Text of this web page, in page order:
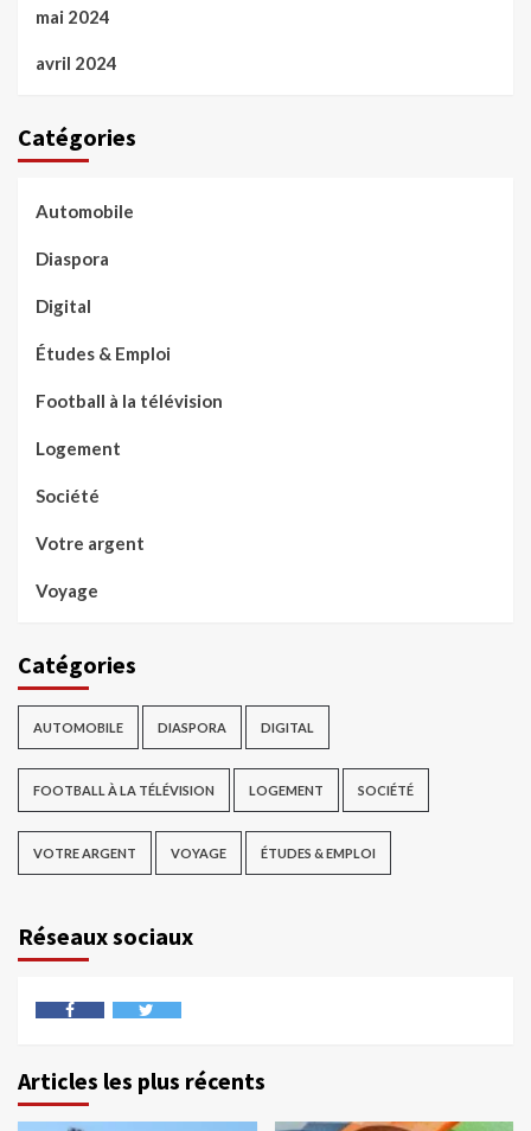
mai 2024
avril 2024
Catégories
Automobile
Diaspora
Digital
Études & Emploi
Football à la télévision
Logement
Société
Votre argent
Voyage
Catégories
AUTOMOBILE DIASPORA DIGITAL
FOOTBALL À LA TÉLÉVISION LOGEMENT SOCIÉTÉ
VOTRE ARGENT VOYAGE ÉTUDES & EMPLOI
Réseaux sociaux
Articles les plus récents